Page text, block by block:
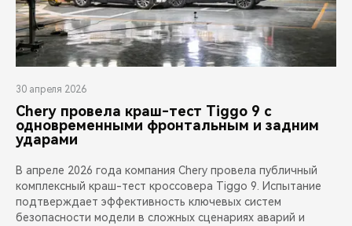
30 апреля 2026
Chery провела краш-тест Tiggo 9 с
одновременными фронтальным и задним
ударами
В апреле 2026 года компания Chery провела публичный
комплексный краш-тест кроссовера Tiggo 9. Испытание
подтверждает эффективность ключевых систем
безопасности модели в сложных сценариях аварий и